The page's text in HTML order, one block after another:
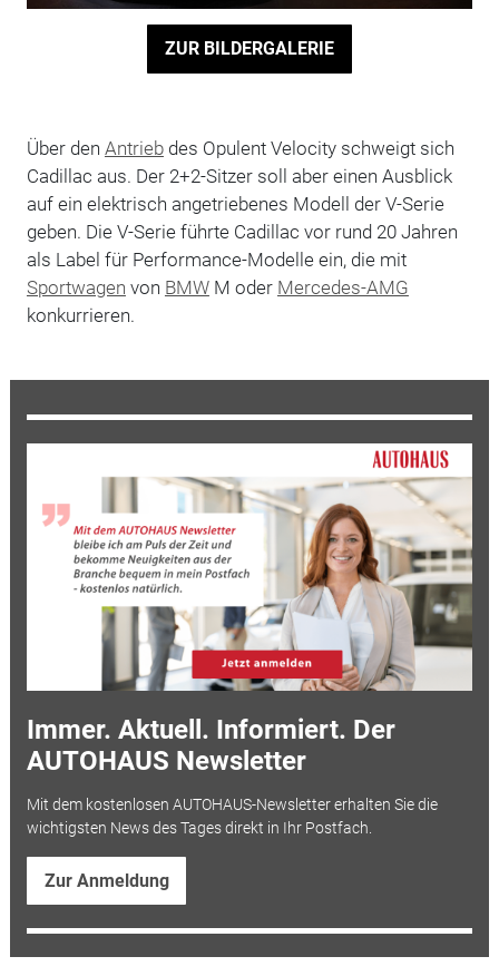
ZUR BILDERGALERIE
Über den Antriebdes Opulent Velocity schweigt sich
Cadillac aus. Der 2+2-Sitzer soll aber einen Ausblick
auf ein elektrisch angetriebenes Modell der V-Serie
geben. Die V-Serie führte Cadillac vor rund 20 Jahren
als Label für Performance-Modelle ein, die mit
Sportwagen von BMWM oder Mercedes-AMG
konkurrieren.
Immer. Aktuell. Informiert. Der
AUTOHAUS Newsletter
Mit dem kostenlosen AUTOHAUS-Newsletter erhalten Sie die
wichtigsten News des Tages direkt in Ihr Postfach.
Zur Anmeldung